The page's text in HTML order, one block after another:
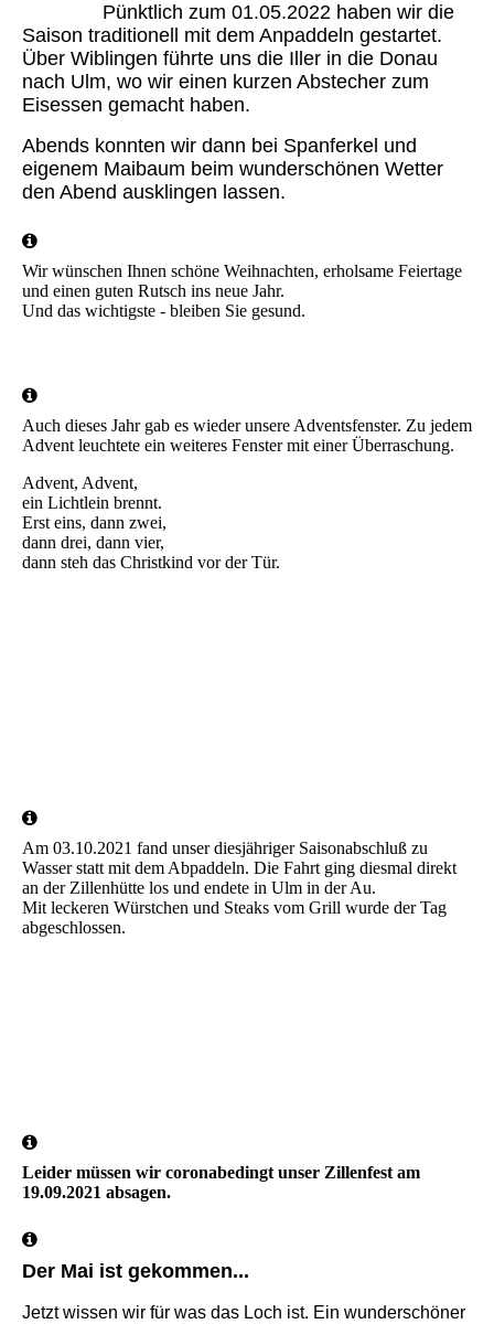
Pünktlich zum 01.05.2022 haben wir die
Saison traditionell mit dem Anpaddeln gestartet.
Über Wiblingen führte uns die Iller in die Donau
nach Ulm, wo wir einen kurzen Abstecher zum
Eisessen gemacht haben.
Abends konnten wir dann bei Spanferkel und
eigenem Maibaum beim wunderschönen Wetter
den Abend ausklingen lassen.
Wir wünschen Ihnen schöne Weihnachten, erholsame Feiertage
und einen guten Rutsch ins neue Jahr.
Und das wichtigste - bleiben Sie gesund.
Auch dieses Jahr gab es wieder unsere Adventsfenster. Zu jedem
Advent leuchtete ein weiteres Fenster mit einer Überraschung.
Advent, Advent,
ein Lichtlein brennt.
Erst eins, dann zwei,
dann drei, dann vier,
dann steh das Christkind vor der Tür.
Am 03.10.2021 fand unser diesjähriger Saisonabschluß zu
Wasser statt mit dem Abpaddeln. Die Fahrt ging diesmal direkt
an der Zillenhütte los und endete in Ulm in der Au.
Mit leckeren Würstchen und Steaks vom Grill wurde der Tag
abgeschlossen.
Leider müssen wir coronabedingt unser Zillenfest am
19.09.2021 absagen.
Der Mai ist gekommen...
Jetzt wissen wir für was das Loch ist. Ein wunderschöner